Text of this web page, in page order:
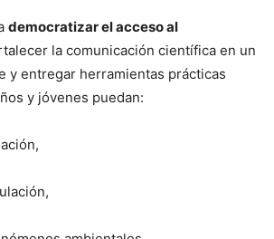
democratizar el acceso al
la comunicación científica en un
y entregar herramientas prácticas
y jóvenes puedan: